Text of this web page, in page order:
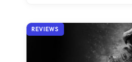
REVIEWS